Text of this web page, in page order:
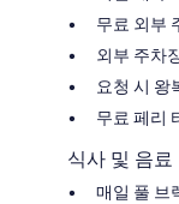
무료 외부
외부 주차
요청 시 왕
무료 페리
식사 및 음료
매일 풀 브